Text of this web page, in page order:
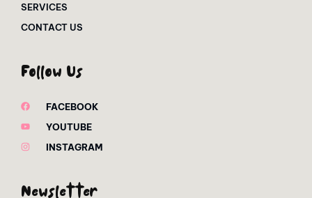
SERVICES
CONTACT US
Follow Us
FACEBOOK
YOUTUBE
INSTAGRAM